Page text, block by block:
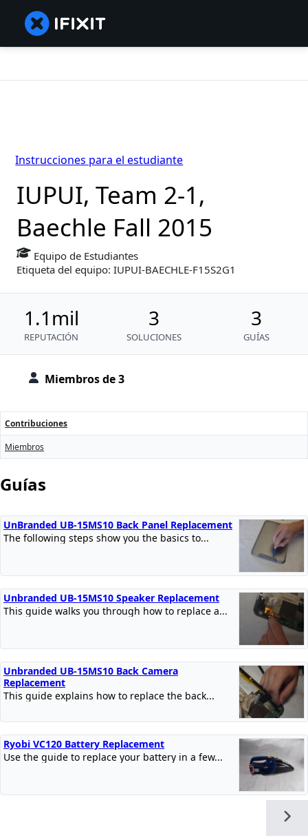
Miembros de 3
IUPUI, Team 2-1,
Baechle Fall 2015
Equipo de Estudiantes
Etiqueta del equipo: IUPUI-BAECHLE-F15S2G1
1.1mil
REPUTACIÓN
3
SOLUCIONES
3
GUÍAS
Instrucciones para el estudiante
Contribuciones
Miembros
Guías
UnBranded UB-15MS10 Back Panel Replacement
The following steps show you the basics to...
Unbranded UB-15MS10 Speaker Replacement
This guide walks you through how to replace a...
Unbranded UB-15MS10 Back Camera
Replacement
This guide explains how to replace the back...
Ryobi VC120 Battery Replacement
Use the guide to replace your battery in a few...